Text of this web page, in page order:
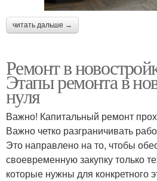
читать дальше →
Ремонт в
Этапы ремонта в
нуля
Важно! Капитальный ремонт
Важно четко разграничивать
Это направлено на то, чтобы
своевременную закупку только
которые нужны для конкретного